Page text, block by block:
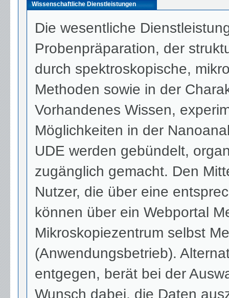
Wissenschaftliche Dienstleistungen
Die wesentliche
Probenpräparation, der
durch spektroskopische,
Methoden sowie in der
Vorhandenes Wissen,
Möglichkeiten in der
UDE werden gebündelt,
zugänglich gemacht. Den
Nutzer, die über eine
können über ein Webportal
Mikroskopiezentrum selbst
(Anwendungsbetrieb).
entgegen, berät bei der
Wunsch dabei, die Daten